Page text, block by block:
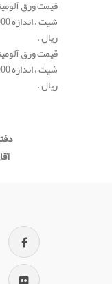
ریال .
ریال .